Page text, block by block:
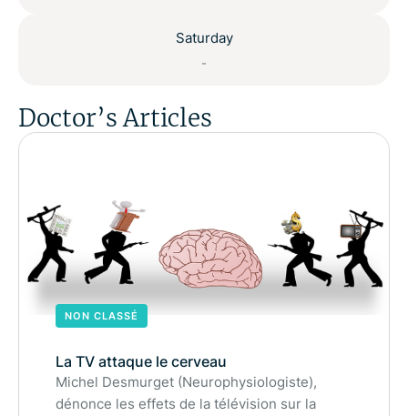
Saturday
-
Doctor’s Articles
NON CLASSÉ
La TV attaque le cerveau
Michel Desmurget (Neurophysiologiste),
dénonce les effets de la télévision sur la